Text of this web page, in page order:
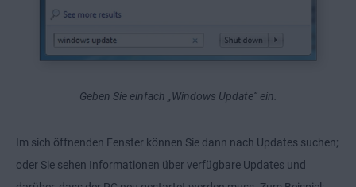
Geben Sie einfach „Windows Update“ ein.
Im sich öffnenden Fenster können Sie dann nach Updates suchen;
oder Sie sehen Informationen über verfügbare Updates und